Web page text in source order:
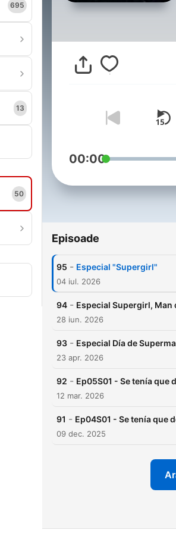
695
13
50
00:00
Episoade
95 - Especial "Supergirl"
04 iul. 2026
94 - Especial Supergirl, Man
28 iun. 2026
93 - Especial Día de
23 apr. 2026
92 - Ep05S01 - Se tenía que
12 mar. 2026
91 - Ep04S01 - Se tenía que
09 dec. 2025